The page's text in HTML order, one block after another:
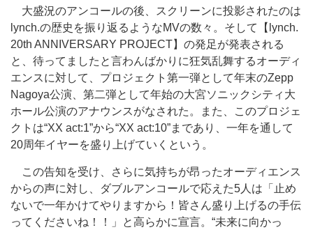
大盛況のアンコールの後、スクリーンに投影されたのは
lynch.の歴史を振り返るようなMVの数々。そして【lynch.
20th ANNIVERSARY PROJECT】の発足が発表される
と、待ってましたと言わんばかりに狂気乱舞するオーディ
エンスに対して、プロジェクト第一弾として年末のZepp
Nagoya公演、第二弾として年始の大宮ソニックシティ大
ホール公演のアナウンスがなされた。また、このプロジェ
クトは“XX act:1”から“XX act:10”まであり、一年を通して
20周年イヤーを盛り上げていくという。
この告知を受け、さらに気持ちが昂ったオーディエンス
からの声に対し、ダブルアンコールで応えた5人は「止め
ないで一年かけてやりますから！皆さん盛り上げるの手伝
ってくださいね！！」と高らかに宣言。“未来に向かっ